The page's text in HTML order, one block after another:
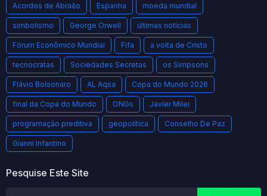
Acordos de Abraão Espanha moeda mundial
simbolismo George Orwell últimas notícias
Fórum Econômico Mundial Fifa a volta de Cristo
tecnocratas Sociedades Secretas os Simpsons
Flávio Bolsonaro AL Aqsa Copa do Mundo 2026
final da Copa do Mundo ONGs Javier Milei
programação preditiva geopolítica Conselho De Paz
Gianni Infantino
Pesquise Este Site